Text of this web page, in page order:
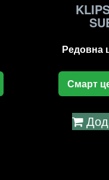
Редовна
Смарт